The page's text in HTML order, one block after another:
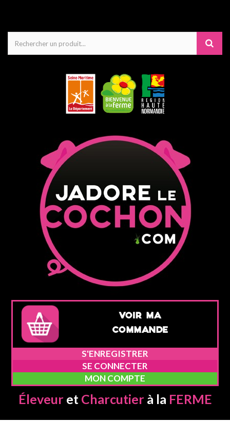
VOIR MA
COMMANDE
S'ENREGISTRER
SE CONNECTER
MON COMPTE
Éleveuret Charcutierà la FERME